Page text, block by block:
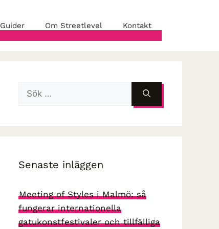
Guider Om Streetlevel Kontakt
Sök
Senaste inläggen
Meeting of Styles i Malmö: så
fungerar internationella
gatukonstfestivaler och tillfälliga